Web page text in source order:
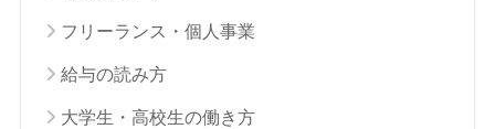
フリーランス・個人事業
給与の読み方
大学生・高校生の働き方